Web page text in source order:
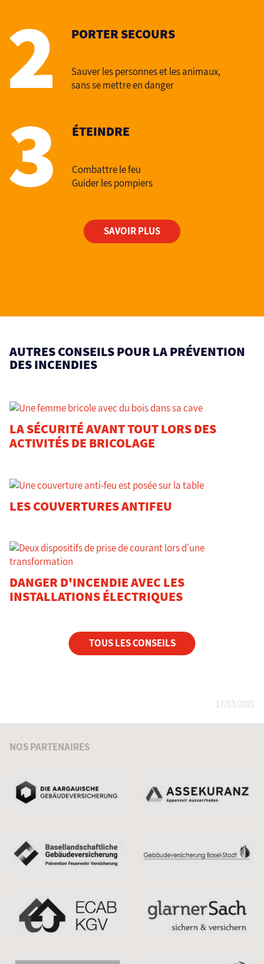
PORTER SECOURS
Sauver les personnes et les animaux,
sans se mettre en danger
ÉTEINDRE
Combattre le feu
Guider les pompiers
SAVOIR PLUS
AUTRES CONSEILS POUR LA PRÉVENTION
DES INCENDIES
LA SÉCURITÉ AVANT TOUT LORS DES
ACTIVITÉS DE BRICOLAGE
LES COUVERTURES ANTIFEU
DANGER D'INCENDIE AVEC LES
INSTALLATIONS ÉLECTRIQUES
TOUS LES CONSEILS
17/03/2021
NOS PARTENAIRES